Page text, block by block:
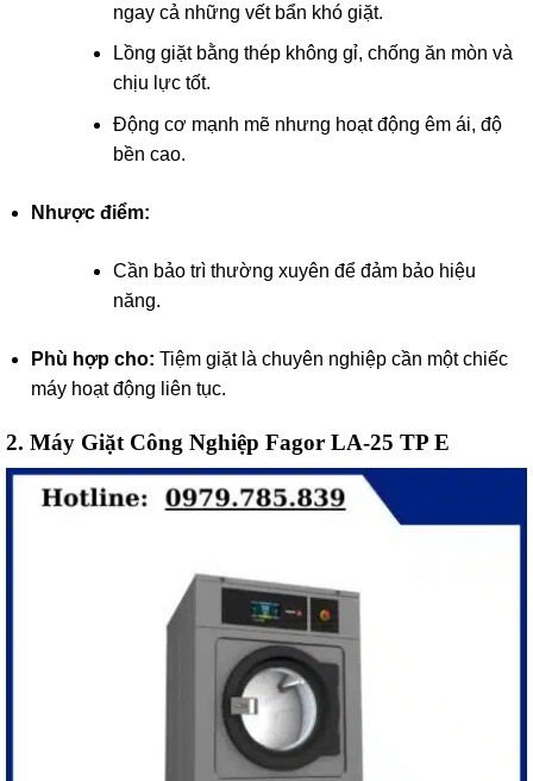
ngay cả những vết bẩn khó giặt.
Lồng giặt bằng thép không gỉ, chống ăn mòn và
chịu lực tốt.
Động cơ mạnh mẽ nhưng hoạt động êm ái, độ
bền cao.
Nhược điểm:
Cần bảo trì thường xuyên để đảm bảo hiệu
năng.
Phù hợp cho: Tiệm giặt là chuyên nghiệp cần một chiếc
máy hoạt động liên tục.
2. Máy Giặt Công Nghiệp Fagor LA-25 TP E